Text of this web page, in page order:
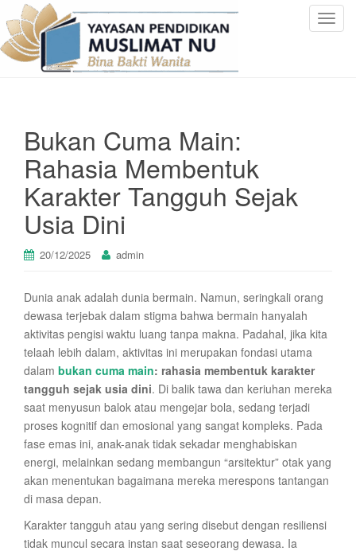
T
Bukan Cuma Main:
Rahasia Membentuk
Karakter Tangguh Sejak
Usia Dini
20/12/2025 admin
Dunia anak adalah dunia bermain. Namun, seringkali orang
dewasa terjebak dalam stigma bahwa bermain hanyalah
aktivitas pengisi waktu luang tanpa makna. Padahal, jika kita
telaah lebih dalam, aktivitas ini merupakan fondasi utama
dalam bukan cuma main: rahasia membentuk karakter
tangguh sejak usia dini. Di balik tawa dan keriuhan mereka
saat menyusun balok atau mengejar bola, sedang terjadi
proses kognitif dan emosional yang sangat kompleks. Pada
fase emas ini, anak-anak tidak sekadar menghabiskan
energi, melainkan sedang membangun “arsitektur” otak yang
akan menentukan bagaimana mereka merespons tantangan
di masa depan.
Karakter tangguh atau yang sering disebut dengan resiliensi
tidak muncul secara instan saat seseorang dewasa. Ia